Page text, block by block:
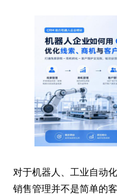
对于机器人、工业自动
销售管理并不是简单的